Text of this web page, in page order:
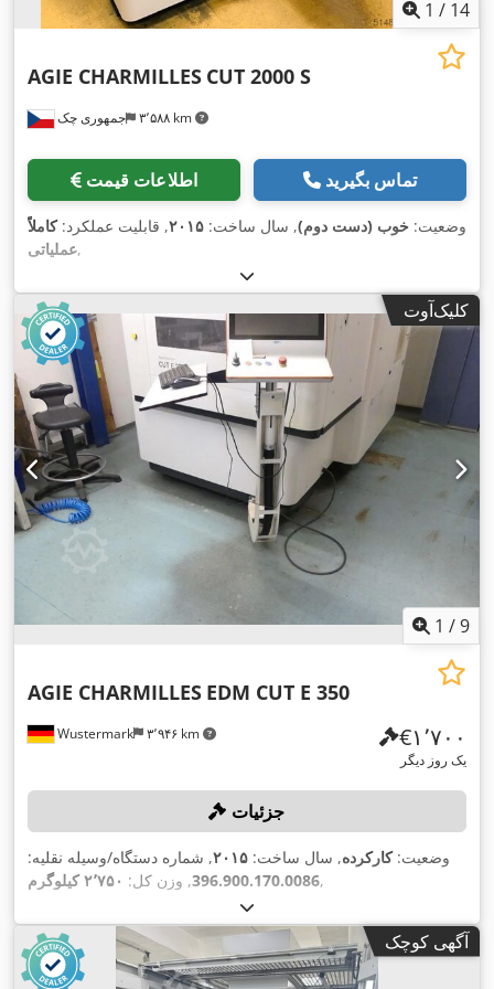
1 / 14
جمهوری چک ۳٬۵۸۸ km
AGIE CHARMILLES CUT 2000 S
اطلاعات قیمت تماس بگیرید
وضعیت: خوب (دست دوم), سال ساخت: ۲۰۱۵, قابلیت عملکرد:کاملاً
عملیاتی,
کلیک‌آوت
1 /9
Wustermark ۳٬۹۴۶ km
AGIE CHARMILLES EDM CUT E 350
‎€۱٬۷۰۰
یک روز دیگر
جزئیات
وضعیت:کارکرده, سال ساخت: ۲۰۱۵, شماره دستگاه/وسیله نقلیه:
396.900.170.0086, وزن کل: ۲٬۷۵۰ کیلوگرم ,
آگهی کوچک